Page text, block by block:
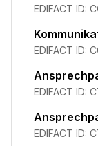
EDIFACT ID:
EDIFACT ID:
EDIFACT ID:
EDIFACT ID: